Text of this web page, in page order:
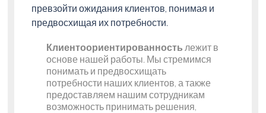
превзойти ожидания клиентов, понимая и
предвосхищая их потребности.
Клиентоориентированность лежит в
основе нашей работы. Мы стремимся
понимать и предвосхищать
потребности наших клиентов, а также
предоставляем нашим сотрудникам
возможность принимать решения,